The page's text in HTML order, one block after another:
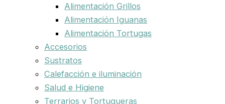
Alimentación Grillos
Alimentación Iguanas
Alimentación Tortugas
Accesorios
Sustratos
Calefacción e iluminación
Salud e Higiene
Terrarios y Tortugueras